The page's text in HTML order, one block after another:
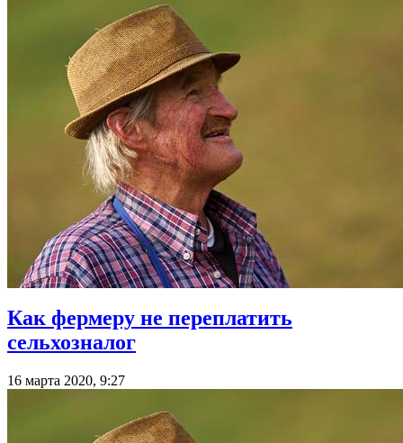
Как фермеру не переплатить
сельхозналог
16 марта 2020, 9:27